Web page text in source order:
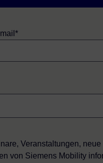
Veranstaltungen, neue
von Siemens Mobility